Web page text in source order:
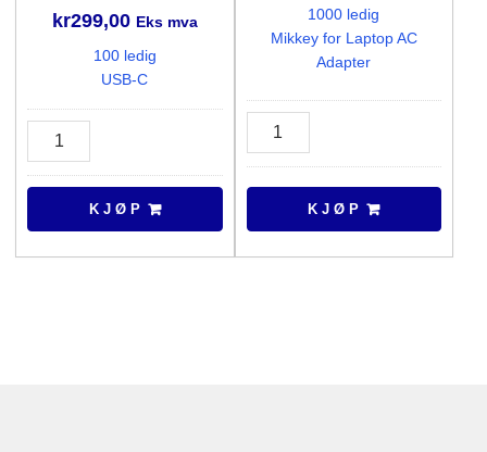
kr299,00 Eks mva
100 ledig
USB-C
Lenovo
C
Adapter
K J Ø P
1000 ledig
Mikkey for Laptop AC
Adapter
Clover
antall
K J Ø P